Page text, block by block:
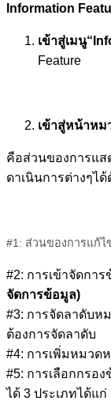
Information
เข้าสู่เมนู
Feature
เข้าสู่หน้าหม
คือส่วนของการแ
ดาเนินการต่างๆได้
#1: ส่วนของการแก้ไ
#2: การเข้าจัดกา
จัดการข้อมูล)
#3: การจัดลาดับห
ต้องการจัดลาดับ
#4: การเพิ่มหมวด
#5: การเลือกกรอ
ได้ 3 ประเภทได้แก่